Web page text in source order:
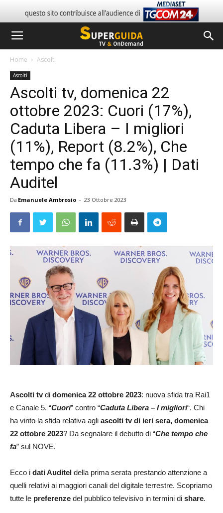
Home Ascolti
Ascolti
Ascolti tv, domenica 22
ottobre 2023: Cuori (17%),
Caduta Libera – I migliori
(11%), Report (8.2%), Che
tempo che fa (11.3%) | Dati
Auditel
Da Emanuele Ambrosio - 23 Ottobre 2023
Ascolti tvdi domenica 22 ottobre 2023: nuova sfida tra Rai1
e Canale 5. “Cuori” contro “Caduta Libera – I migliori“. Chi
ha vinto la sfida relativa agli ascolti tv di ieri sera, domenica
22 ottobre 2023? Da segnalare il debutto di “Che tempo che
fa” sul NOVE.
Ecco i dati Auditel della prima serata prestando attenzione a
quelli relativi ai maggiori canali del digitale terrestre. Scopriamo
tutte le preferenze del pubblico televisivo in termini di share.